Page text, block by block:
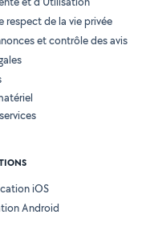
de la vie privée
et contrôle des avis
iOS
Android